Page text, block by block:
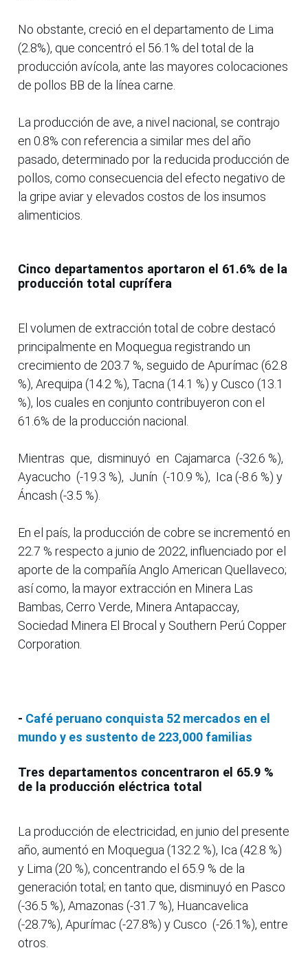
No obstante, creció en el departamento de Lima
(2.8%), que concentró el 56.1% del total de la
producción avícola, ante las mayores colocaciones
de pollos BB de la línea carne.
La producción de ave, a nivel nacional, se contrajo
en 0.8% con referencia a similar mes del año
pasado, determinado por la reducida producción de
pollos, como consecuencia del efecto negativo de
la gripe aviar y elevados costos de los insumos
alimenticios.
Cinco departamentos aportaron el 61.6% de la
producción total cuprífera
El volumen de extracción total de cobre destacó
principalmente en Moquegua registrando un
crecimiento de 203.7 %, seguido de Apurímac (62.8
%), Arequipa (14.2 %), Tacna (14.1 %) y Cusco (13.1
%), los cuales en conjunto contribuyeron con el
61.6% de la producción nacional.
Mientras que, disminuyó en Cajamarca (-32.6 %),
Ayacucho (-19.3 %), Junín (-10.9 %), Ica (-8.6 %) y
Áncash (-3.5 %).
En el país, la producción de cobre se incrementó en
22.7 % respecto a junio de 2022, influenciado por el
aporte de la compañía Anglo American Quellaveco;
así como, la mayor extracción en Minera Las
Bambas, Cerro Verde, Minera Antapaccay,
Sociedad Minera El Brocal y Southern Perú Copper
Corporation.
- Café peruano conquista 52 mercados en el
mundo y es sustento de 223,000 familias
Tres departamentos concentraron el 65.9 %
de la producción eléctrica total
La producción de electricidad, en junio del presente
año, aumentó en Moquegua (132.2 %), Ica (42.8 %)
y Lima (20 %), concentrando el 65.9 % de la
generación total; en tanto que, disminuyó en Pasco
(-36.5 %), Amazonas (-31.7 %), Huancavelica
(-28.7%), Apurímac (-27.8%) y Cusco (-26.1%), entre
otros.